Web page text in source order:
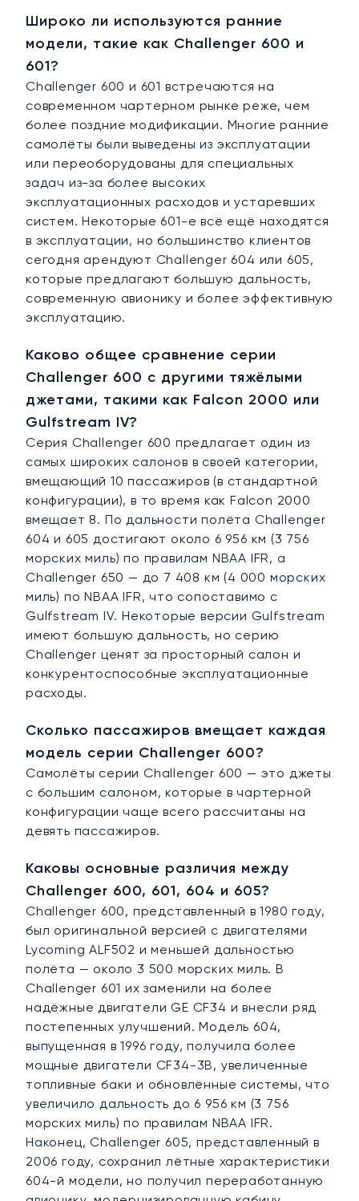
Широко ли используются ранние
модели, такие как Challenger 600 и
601?
Challenger 600 и 601 встречаются на
современном чартерном рынке реже, чем
более поздние модификации. Многие ранние
самолёты были выведены из эксплуатации
или переоборудованы для специальных
задач из-за более высоких
эксплуатационных расходов и устаревших
систем. Некоторые 601-е всё ещё находятся
в эксплуатации, но большинство клиентов
сегодня арендуют Challenger 604 или 605,
которые предлагают большую дальность,
современную авионику и более эффективную
эксплуатацию.
Каково общее сравнение серии
Challenger 600 с другими тяжёлыми
джетами, такими как Falcon 2000 или
Gulfstream IV?
Серия Challenger 600 предлагает один из
самых широких салонов в своей категории,
вмещающий 10 пассажиров (в стандартной
конфигурации), в то время как Falcon 2000
вмещает 8. По дальности полёта Challenger
604 и 605 достигают около 6 956 км (3 756
морских миль) по правилам NBAA IFR, а
Challenger 650 — до 7 408 км (4 000 морских
миль) по NBAA IFR, что сопоставимо с
Gulfstream IV. Некоторые версии Gulfstream
имеют большую дальность, но серию
Challenger ценят за просторный салон и
конкурентоспособные эксплуатационные
расходы.
Сколько пассажиров вмещает каждая
модель серии Challenger 600?
Самолёты серии Challenger 600 — это джеты
с большим салоном, которые в чартерной
конфигурации чаще всего рассчитаны на
девять пассажиров.
Каковы основные различия между
Challenger 600, 601, 604 и 605?
Challenger 600, представленный в 1980 году,
был оригинальной версией с двигателями
Lycoming ALF502 и меньшей дальностью
полёта — около 3 500 морских миль. В
Challenger 601 их заменили на более
надёжные двигатели GE CF34 и внесли ряд
постепенных улучшений. Модель 604,
выпущенная в 1996 году, получила более
мощные двигатели CF34-3B, увеличенные
топливные баки и обновлённые системы, что
увеличило дальность до 6 956 км (3 756
морских миль) по правилам NBAA IFR.
Наконец, Challenger 605, представленный в
2006 году, сохранил лётные характеристики
604-й модели, но получил переработанную